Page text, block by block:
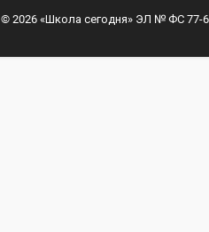
© 2026 «Школа сегодня» ЭЛ № ФС 77-